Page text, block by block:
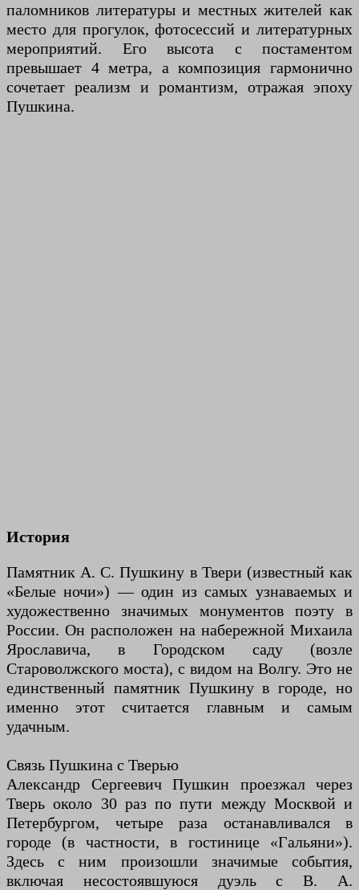
паломников литературы и местных жителей как
место для прогулок, фотосессий и литературных
мероприятий. Его высота с постаментом
превышает 4 метра, а композиция гармонично
сочетает реализм и романтизм, отражая эпоху
Пушкина.
История
Памятник А. С. Пушкину в Твери (известный как
«Белые ночи») — один из самых узнаваемых и
художественно значимых монументов поэту в
России. Он расположен на набережной Михаила
Ярославича, в Городском саду (возле
Староволжского моста), с видом на Волгу. Это не
единственный памятник Пушкину в городе, но
именно этот считается главным и самым
удачным.
Связь Пушкина с Тверью
Александр Сергеевич Пушкин проезжал через
Тверь около 30 раз по пути между Москвой и
Петербургом, четыре раза останавливался в
городе (в частности, в гостинице «Гальяни»).
Здесь с ним произошли значимые события,
включая несостоявшуюся дуэль с В. А.